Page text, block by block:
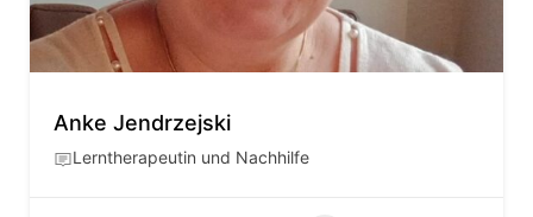
Anke Jendrzejski
Lerntherapeutin und Nachhilfe